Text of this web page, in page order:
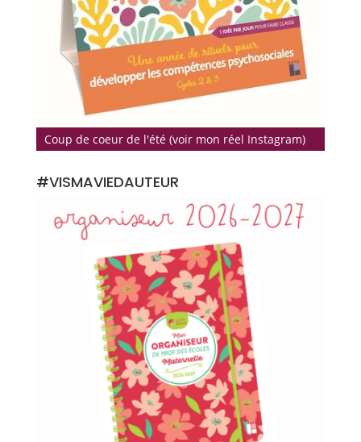
Coup de coeur de l'été (voir mon réel Instagram)
#VISMAVIEDAUTEUR